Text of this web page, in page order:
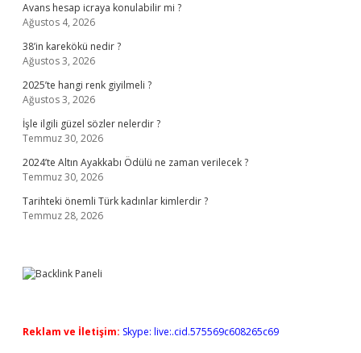
Avans hesap icraya konulabilir mi ?
Ağustos 4, 2026
38’in karekökü nedir ?
Ağustos 3, 2026
2025’te hangi renk giyilmeli ?
Ağustos 3, 2026
İşle ilgili güzel sözler nelerdir ?
Temmuz 30, 2026
2024’te Altın Ayakkabı Ödülü ne zaman verilecek ?
Temmuz 30, 2026
Tarihteki önemli Türk kadınlar kimlerdir ?
Temmuz 28, 2026
Reklam ve İletişim: Skype: live:.cid.575569c608265c69